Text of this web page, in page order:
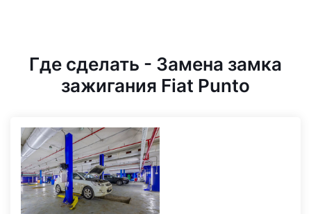
Где сделать - Замена замка
зажигания Fiat Punto